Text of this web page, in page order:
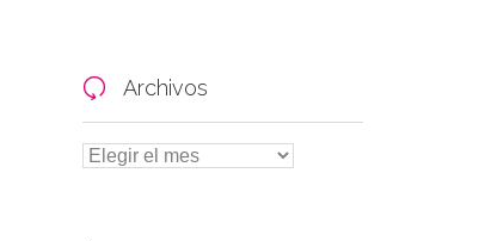
 Archivos